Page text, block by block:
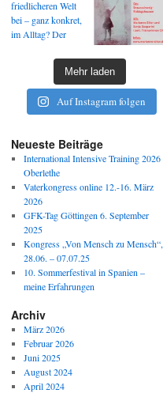
Mehr laden
Auf Instagram folgen
Neueste Beiträge
International Intensive Training 2026
Oberlethe
Vaterkongress online 12.-16. März
2026
GFK-Tag Göttingen 6. September
2025
Kongress „Von Mensch zu Mensch“,
28.06. – 07.07.25
10. Sommerfestival in Spanien –
meine Erfahrungen
Archiv
März 2026
Februar 2026
Juni 2025
August 2024
April 2024